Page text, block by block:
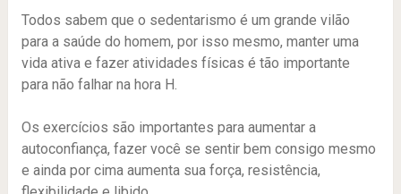
Todos sabem que o sedentarismo é um grande vilão
para a saúde do homem, por isso mesmo, manter uma
vida ativa e fazer atividades físicas é tão importante
para não falhar na hora H.
Os exercícios são importantes para aumentar a
autoconfiança, fazer você se sentir bem consigo mesmo
e ainda por cima aumenta sua força, resistência,